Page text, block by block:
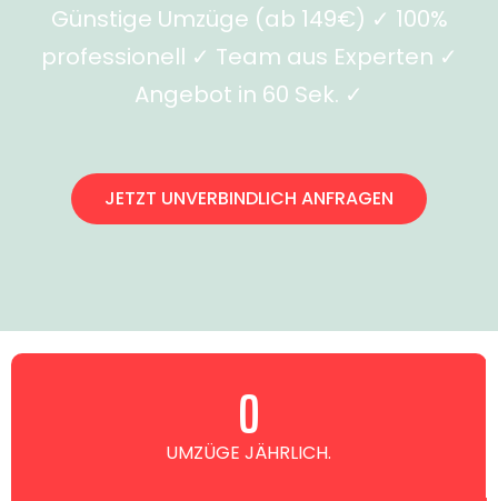
Günstige Umzüge (ab 149€) ✓ 100%
professionell ✓ Team aus Experten ✓
Angebot in 60 Sek. ✓
JETZT UNVERBINDLICH ANFRAGEN
UMZÜGE JÄHRLICH.
0